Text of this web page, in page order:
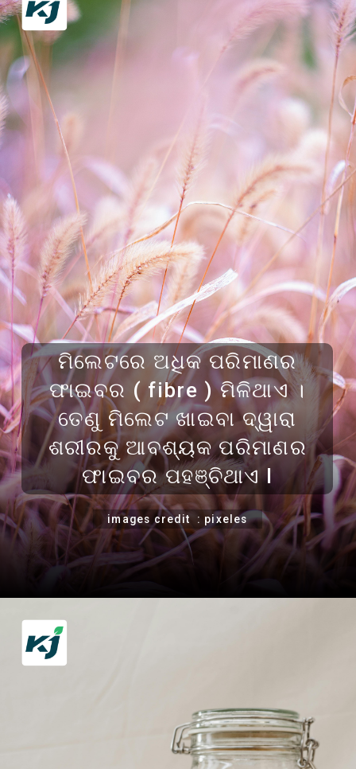
ମିଲେଟରେ ଅଧିକ ପରିମାଣର
ଫାଇବର ( fibre ) ମିଳିଥାଏ ।
ତେଣୁ ମିଲେଟ ଖାଇବା ଦ୍ୱାରା
ଶରୀରକୁ ଆବଶ୍ୟକ ପରିମାଣର
ଫାଇବର ପହଞ୍ଚିଥାଏ l
images credit : pixeles